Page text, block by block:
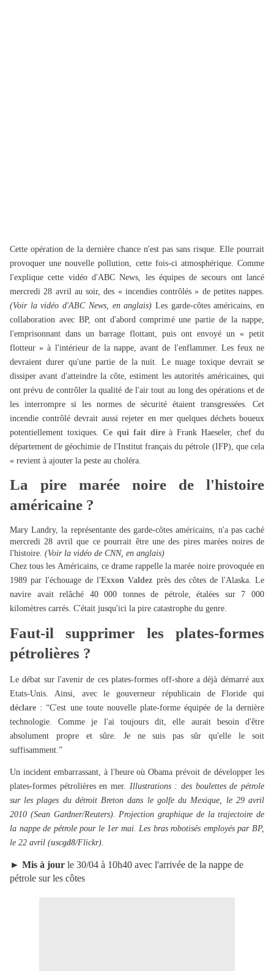
Cette opération de la dernière chance n'est pas sans risque. Elle pourrait
provoquer une nouvelle pollution, cette fois-ci atmosphérique. Comme
l'explique cette vidéo d'ABC News, les équipes de secours ont lancé
mercredi 28 avril au soir, des « incendies contrôlés » de petites nappes.
(Voir la vidéo d'ABC News, en anglais) Les garde-côtes américains, en
collaboration avec BP, ont d'abord comprimé une partie de la nappe,
l'emprisonnant dans un barrage flottant, puis ont envoyé un « petit
flotteur » à l'intérieur de la nappe, avant de l'enflammer. Les feux ne
devraient durer qu'une partie de la nuit. Le nuage toxique devrait se
dissiper avant d'atteindre la côte, estiment les autorités américaines, qui
ont prévu de contrôler la qualité de l'air tout au long des opérations et de
les interrompre si les normes de sécurité étaient transgressées. Cet
incendie contrôlé devrait aussi rejeter en mer quelques déchets boueux
potentiellement toxiques. Ce qui fait direà Frank Haeseler, chef du
département de géochimie de l'Institut français du pétrole (IFP), que cela
« revient à ajouter la peste au choléra.
La pire marée noire de l'histoire
américaine ?
Mary Landry, la représentante des garde-côtes américains, n'a pas caché
mercredi 28 avril que ce pourrait être une des pires marées noires de
l'histoire. (Voir la vidéo de CNN, en anglais)
Chez tous les Américains, ce drame rappelle la marée noire provoquée en
1989 par l'échouage de l'Exxon Valdez près des côtes de l'Alaska. Le
navire avait relâché 40 000 tonnes de pétrole, étalées sur 7 000
kilomètres carrés. C'était jusqu'ici la pire catastrophe du genre.
Faut-il supprimer les plates-formes
pétrolières ?
Le débat sur l'avenir de ces plates-formes off-shore a déjà démarré aux
Etats-Unis. Ainsi, avec le gouverneur républicain de Floride qui
déclare : “C'est une toute nouvelle plate-forme équipée de la dernière
technologie. Comme je l'ai toujours dit, elle aurait besoin d'être
absolument propre et sûre. Je ne suis pas sûr qu'elle le soit
suffisamment.”
Un incident embarrassant, à l'heure où Obama prévoit de développer les
plates-formes pétrolières en mer. Illustrations : des boulettes de pétrole
sur les plages du détroit Breton dans le golfe du Mexique, le 29 avril
2010 (Sean Gardner/Reuters). Projection graphique de la trajectoire de
la nappe de pétrole pour le 1er mai. Les bras robotisés employés par BP,
le 22 avril (uscgd8/Flickr).
► Mis à jour le 30/04 à 10h40 avec l'arrivée de la nappe de
pétrole sur les côtes